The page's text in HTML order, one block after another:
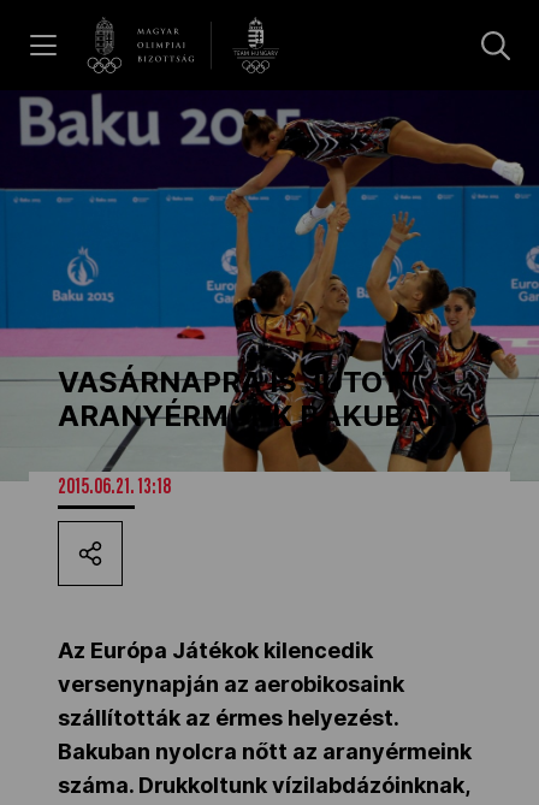
Hírek
Dakar 2026
Los Angeles 2028
MOB
Kettőskarrier-program
NOB
Társszervezetek
VASÁRNAPRA IS JUTOTT
ARANYÉRMÜNK BAKUBAN
2015.06.21. 13:18
Az Európa Játékok kilencedik
versenynapján az aerobikosaink
szállították az érmes helyezést.
Bakuban nyolcra nőtt az aranyérmeink
száma. Drukkoltunk vízilabdázóinknak,